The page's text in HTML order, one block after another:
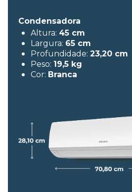
Condensadora
Altura: 45 cm
Largura: 65 cm
Profundidade: 23,20 cm
Peso: 19,5 kg
Cor: Branca